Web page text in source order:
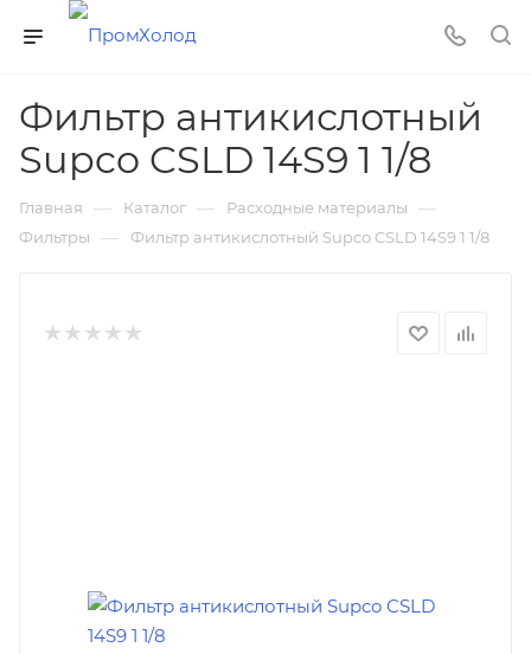
Фильтр антикислотный
Supco CSLD 14S9 1 1/8
Главная — Каталог — Расходные материалы —
Фильтры — Фильтр антикислотный Supco CSLD 14S9 1 1/8